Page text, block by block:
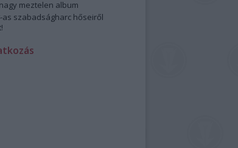
meztelen album
as szabadságharc hőseiről